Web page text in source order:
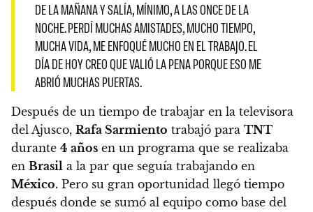
DE LA MAÑANA Y SALÍA, MÍNIMO, A LAS ONCE DE LA
NOCHE. PERDÍ MUCHAS AMISTADES, MUCHO TIEMPO,
MUCHA VIDA, ME ENFOQUÉ MUCHO EN EL TRABAJO. EL
DÍA DE HOY CREO QUE VALIÓ LA PENA PORQUE ESO ME
ABRIÓ MUCHAS PUERTAS.
Después de un tiempo de trabajar en la televisora
del Ajusco, Rafa Sarmiento trabajó para TNT
durante 4 años en un programa que se realizaba
en Brasil a la par que seguía trabajando en
México. Pero su gran oportunidad llegó tiempo
después donde se sumó al equipo como base del